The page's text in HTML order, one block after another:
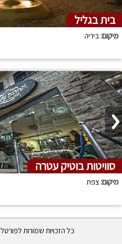
בית בגליל
מיקום:ביריה
סוויטות בוטיק עטרה
מיקום:צפת
כל הזכויות שמורות לפורטל IBoutique.co.il